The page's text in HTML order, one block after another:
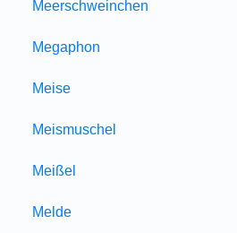
Meerschweinchen
Megaphon
Meise
Meismuschel
Meißel
Melde